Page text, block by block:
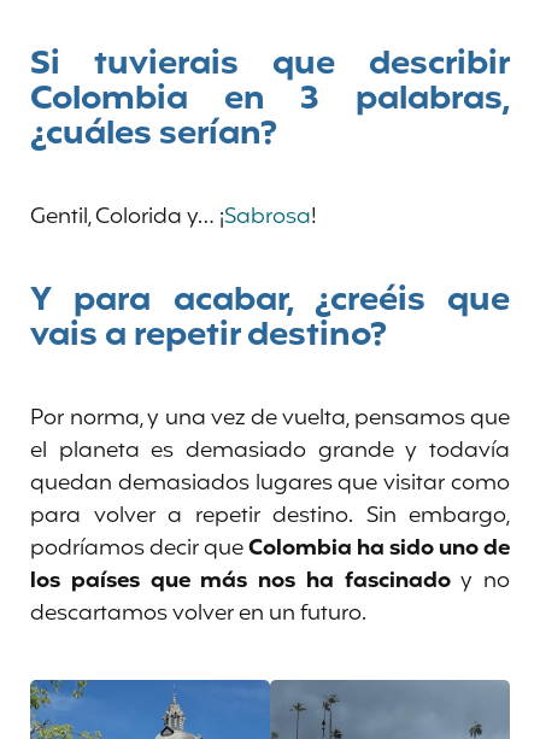
Si tuvierais que describir
Colombia en 3 palabras,
¿cuáles serían?
Gentil, Colorida y… ¡Sabrosa!
Y para acabar, ¿creéis que
vais a repetir destino?
Por norma, y una vez de vuelta, pensamos que
el planeta es demasiado grande y todavía
quedan demasiados lugares que visitar como
para volver a repetir destino. Sin embargo,
podríamos decir queColombia ha sido uno de
los países que más nos ha fascinadoy no
descartamos volver en un futuro.